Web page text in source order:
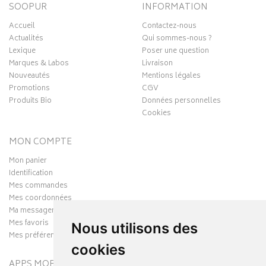
Nous utilisons des
cookies
SOOPUR
Accueil
Actualités
Lexique
Marques & Labos
Nouveautés
Promotions
Produits Bio
INFORMATION
Contactez-nous
Qui sommes-nous ?
Poser une question
Livraison
Mentions légales
CGV
Données personnelles
Cookies
MON COMPTE
Mon panier
Identification
Mes commandes
Mes coordonnées
Ma messagerie
Mes favoris
Mes préférences Cookies